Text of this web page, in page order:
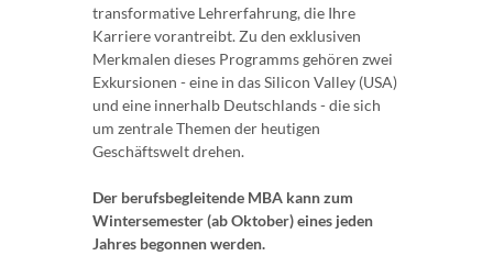
transformative Lehrerfahrung, die Ihre
Karriere vorantreibt. Zu den exklusiven
Merkmalen dieses Programms gehören zwei
Exkursionen - eine in das Silicon Valley (USA)
und eine innerhalb Deutschlands - die sich
um zentrale Themen der heutigen
Geschäftswelt drehen.
Der berufsbegleitende MBA kann zum
Wintersemester (ab Oktober) eines jeden
Jahres begonnen werden.